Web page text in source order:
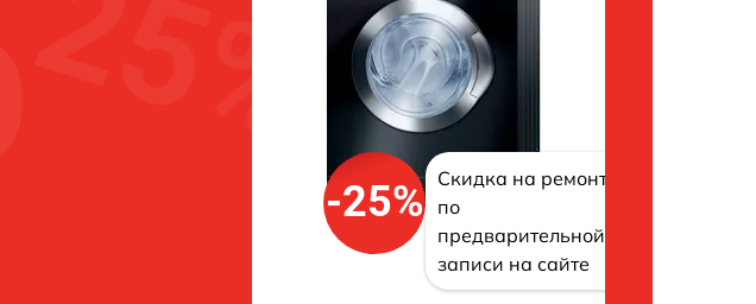
-25%
Скидка на ремонт
по
предварительной
записи на сайте